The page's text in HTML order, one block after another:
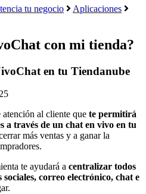
tu negocio
Aplicaciones
con mi tienda?
en tu Tiendanube
atención al cliente que te permitirá
a través de un chat en vivo en tu
más ventas y a ganar la
te ayudará a centralizar todos
sociales, correo electrónico, chat e